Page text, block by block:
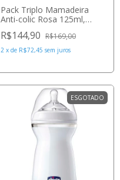
Pack Triplo Mamadeira
Anti-colic Rosa 125ml,
R$144,90 R$169,00
2 x de R$72,45 sem juros
ESGOTADO